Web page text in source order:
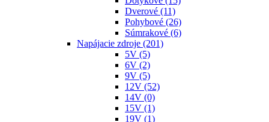
Dverové (11)
Pohybové (26)
Súmrakové (6)
Napájacie zdroje (201)
5V (5)
6V (2)
9V (5)
12V (52)
14V (0)
15V (1)
19V (1)